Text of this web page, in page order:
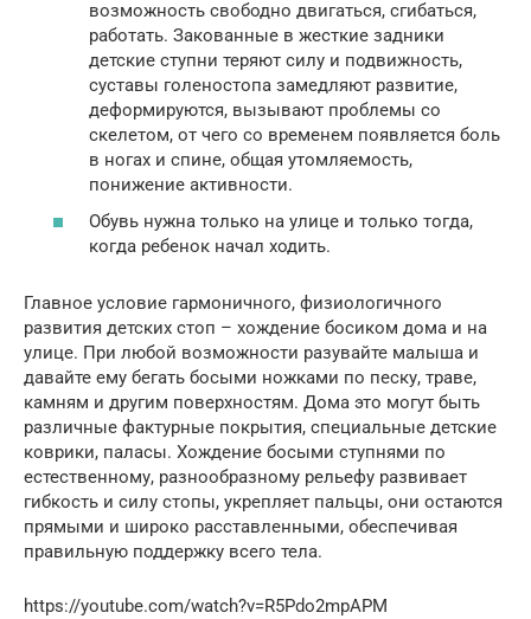
возможность свободно двигаться, сгибаться,
работать. Закованные в жесткие задники
детские ступни теряют силу и подвижность,
суставы голеностопа замедляют развитие,
деформируются, вызывают проблемы со
скелетом, от чего со временем появляется боль
в ногах и спине, общая утомляемость,
понижение активности.
Обувь нужна только на улице и только тогда,
когда ребенок начал ходить.
Главное условие гармоничного, физиологичного
развития детских стоп – хождение босиком дома и на
улице. При любой возможности разувайте малыша и
давайте ему бегать босыми ножками по песку, траве,
камням и другим поверхностям. Дома это могут быть
различные фактурные покрытия, специальные детские
коврики, паласы. Хождение босыми ступнями по
естественному, разнообразному рельефу развивает
гибкость и силу стопы, укрепляет пальцы, они остаются
прямыми и широко расставленными, обеспечивая
правильную поддержку всего тела.
https://youtube.com/watch?v=R5Pdo2mpAPM